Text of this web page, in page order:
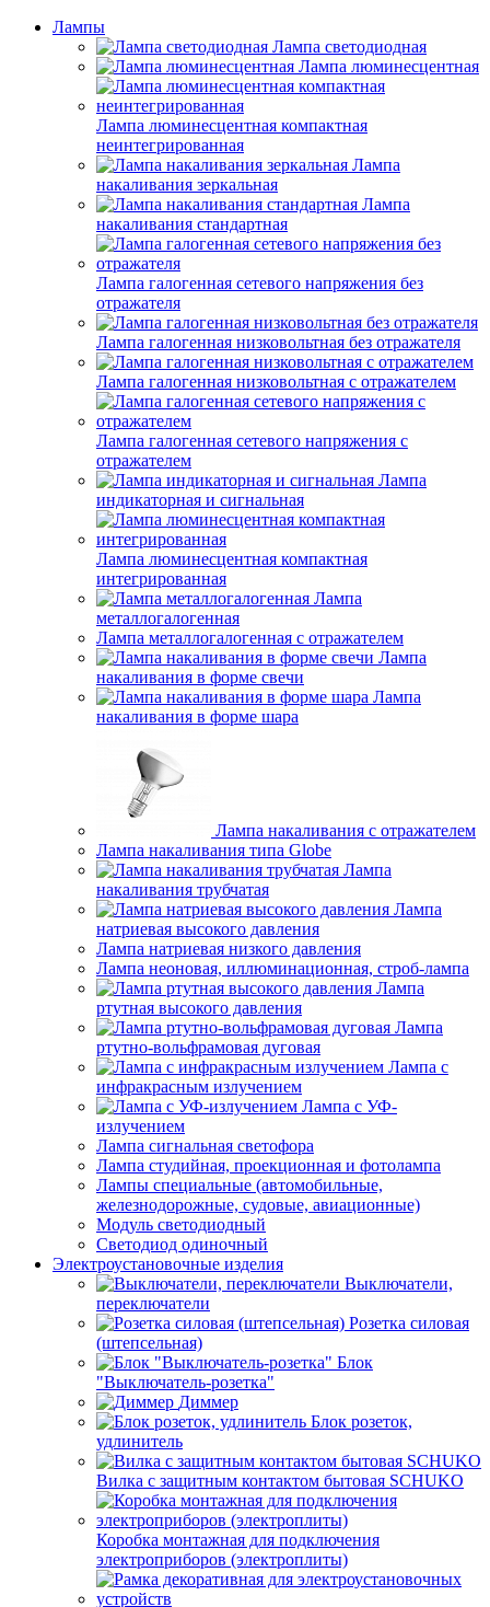
Лампы
Лампа светодиодная
Лампа люминесцентная
Лампа люминесцентная компактная
неинтегрированная
Лампа
накаливания зеркальная
Лампа
накаливания стандартная
Лампа галогенная сетевого напряжения без
отражателя
Лампа галогенная низковольтная без отражателя
Лампа галогенная низковольтная с отражателем
Лампа галогенная сетевого напряжения с
отражателем
Лампа
индикаторная и сигнальная
Лампа люминесцентная компактная
интегрированная
Лампа
металлогалогенная
Лампа металлогалогенная с отражателем
Лампа
накаливания в форме свечи
Лампа
накаливания в форме шара
Лампа накаливания с отражателем
Лампа накаливания типа Globe
Лампа
накаливания трубчатая
Лампа
натриевая высокого давления
Лампа натриевая низкого давления
Лампа неоновая, иллюминационная, строб-лампа
Лампа
ртутная высокого давления
Лампа
ртутно-вольфрамовая дуговая
Лампа с
инфракрасным излучением
Лампа с УФ-
излучением
Лампа сигнальная светофора
Лампа студийная, проекционная и фотолампа
Лампы специальные (автомобильные,
железнодорожные, судовые, авиационные)
Модуль светодиодный
Светодиод одиночный
Электроустановочные изделия
Выключатели,
переключатели
Розетка силовая
(штепсельная)
Блок
"Выключатель-розетка"
Диммер
Блок розеток,
удлинитель
Вилка с защитным контактом бытовая SCHUKO
Коробка монтажная для подключения
электроприборов (электроплиты)